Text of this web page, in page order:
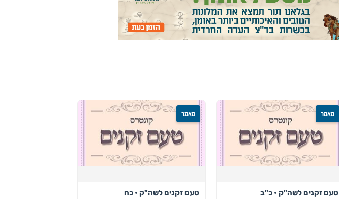
מאמר
טעם זקנים לשה"ק • כ"ב
מאמר
טעם זקנים לשה"ק • כח